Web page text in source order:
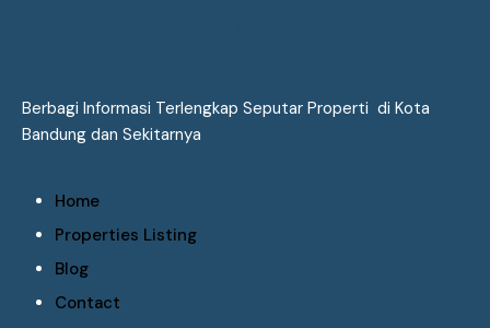
Berbagi Informasi Terlengkap Seputar Properti di Kota
Bandung dan Sekitarnya
Home
Properties Listing
Blog
Contact